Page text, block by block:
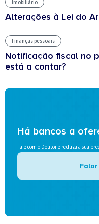
Imobiliário
Alterações à Lei do
Finanças pessoais
Notificação fiscal no
está a contar?
Há bancos a
Fale com o Doutor e reduza a sua